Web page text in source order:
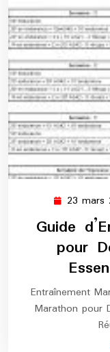
23 mars
Guide
pour
Entraînement
Marathon pour